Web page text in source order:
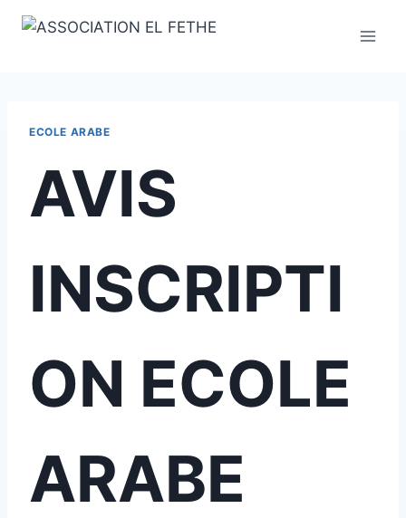
Skip
ECOLE ARABE
AVIS
INSCRIPTI
ON ECOLE
ARABE